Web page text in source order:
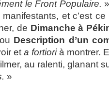
le Front Populaire.
et c’est
de Dimanche à
ou Description d’un
et a fortiorià montrer.
au ralenti, glanant
»